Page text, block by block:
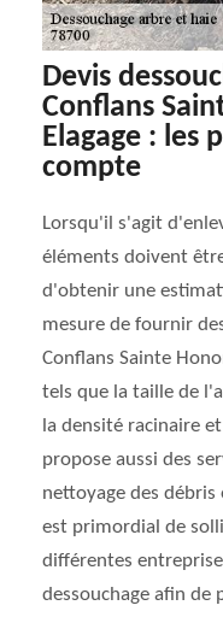
Devis
Conflans
Elagage : les
compte
Lorsqu'il s'agit
éléments doivent
d'obtenir une
mesure de fournir
Conflans Sainte
tels que la taille de
la densité racinaire
propose aussi des
nettoyage des débris
est primordial de
différentes
dessouchage afin de